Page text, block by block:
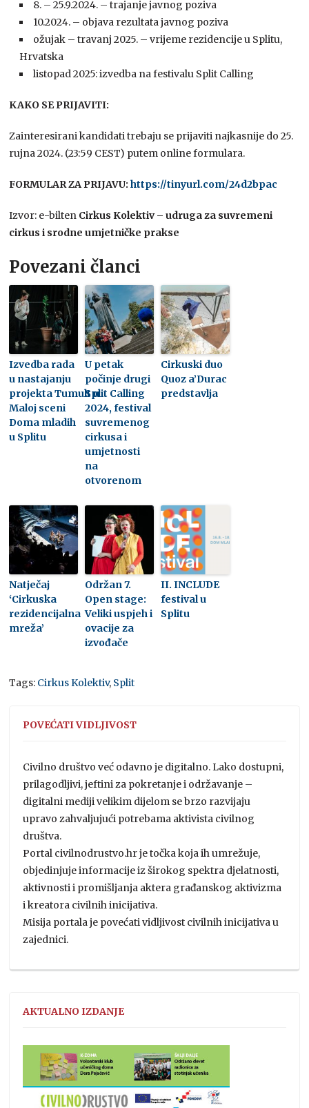
8. – 25.9.2024. – trajanje javnog poziva
10.2024. – objava rezultata javnog poziva
ožujak – travanj 2025. – vrijeme rezidencije u Splitu,
Hrvatska
listopad 2025: izvedba na festivalu Split Calling
KAKO SE PRIJAVITI:
Zainteresirani kandidati trebaju se prijaviti najkasnije do 25.
rujna 2024. (23:59 CEST) putem online formulara.
FORMULAR ZA PRIJAVU:https://tinyurl.com/24d2bpac
Izvor: e-bilten Cirkus Kolektiv – udruga za suvremeni
cirkus i srodne umjetničke prakse
Povezani članci
Izvedba rada
u nastajanju
projekta Tumult u
Maloj sceni
Doma mladih
u Splitu
U petak
počinje drugi
Split Calling
2024, festival
suvremenog
cirkusa i
umjetnosti
na
otvorenom
Cirkuski duo
Quoz a’Durac
predstavlja
Natječaj
‘Cirkuska
rezidencijalna
mreža’
Održan 7.
Open stage:
Veliki uspjeh i
ovacije za
izvođače
II. INCLUDE
festival u
Splitu
Tags: Cirkus Kolektiv, Split
POVEĆATI VIDLJIVOST
Civilno društvo već odavno je digitalno. Lako dostupni,
prilagodljivi, jeftini za pokretanje i održavanje –
digitalni mediji velikim dijelom se brzo razvijaju
upravo zahvaljujući potrebama aktivista civilnog
društva.
Portal civilnodrustvo.hr je točka koja ih umrežuje,
objedinjuje informacije iz širokog spektra djelatnosti,
aktivnosti i promišljanja aktera građanskog aktivizma
i kreatora civilnih inicijativa.
Misija portala je povećati vidljivost civilnih inicijativa u
zajednici.
AKTUALNO IZDANJE